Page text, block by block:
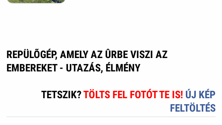
REPÜLÕGÉP, AMELY AZ ÛRBE VISZI AZ
EMBEREKET - UTAZÁS, ÉLMÉNY
TETSZIK?TÖLTS FEL FOTÓT TE IS! ÚJ KÉP
FELTÖLTÉS